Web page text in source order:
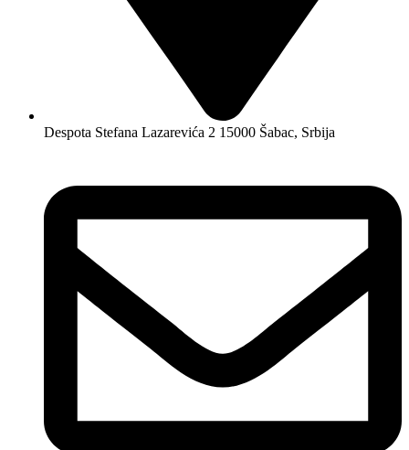
Despota Stefana Lazarevića 2 15000 Šabac, Srbija